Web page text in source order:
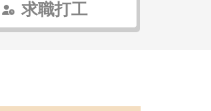
求職打工